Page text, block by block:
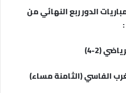
الدور ربع النهائي من
(2-4)
الفاسي (الثامنة مساء)